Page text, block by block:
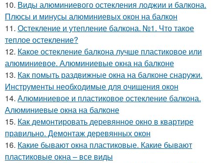
10. Виды алюминиевого остекления лоджии и балкона.
Плюсы и минусы алюминиевых окон на балкон
11. Остекление и утепление балкона. №1. Что такое
теплое остекление?
12. Какое остекление балкона лучше пластиковое или
алюминиевое. Алюминиевые окна на балконе
13. Как помыть раздвижные окна на балконе снаружи.
Инструменты необходимые для очищения окон
14. Алюминиевое и пластиковое остекление балкона.
Алюминиевые окна на балконе
15. Как демонтировать деревянное окно в квартире
правильно. Демонтаж деревянных окон
16. Какие бывают окна пластиковые. Какие бывают
пластиковые окна – все виды